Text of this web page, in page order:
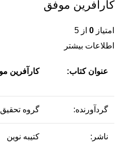
کارآفرین موفق
امتیاز 0 از 5
اطلاعات بیشتر
عنوان کتاب: کارآفرین
گردآورنده: گروه
ناشر: کتیبه نوین